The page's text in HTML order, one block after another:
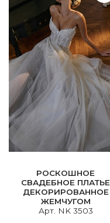
РОСКОШНОЕ
СВАДЕБНОЕ ПЛАТЬЕ
ДЕКОРИРОВАННОЕ
ЖЕМЧУГОМ
Арт. NK 3503